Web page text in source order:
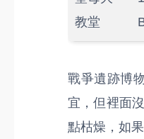
教堂
戰爭遺跡博
宜，但裡面
點枯燥，如